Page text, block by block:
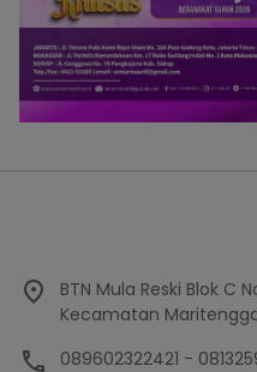
BTN Mula Reski Blok C
Kecamatan
089602322421 -